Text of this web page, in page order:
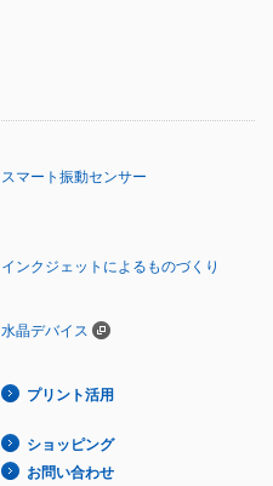
スマート振動センサー
インクジェットによるものづくり
水晶デバイス
プリント活用
ショッピング
お問い合わせ